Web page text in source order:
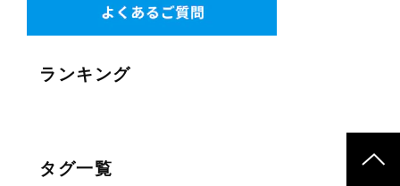
ランキング
タグ一覧